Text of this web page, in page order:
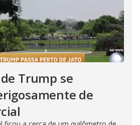
Trump se
de